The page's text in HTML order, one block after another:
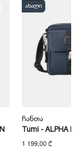
ახალი
Ჩანთა
Tumi - ALPHA
1 199,00 ₾